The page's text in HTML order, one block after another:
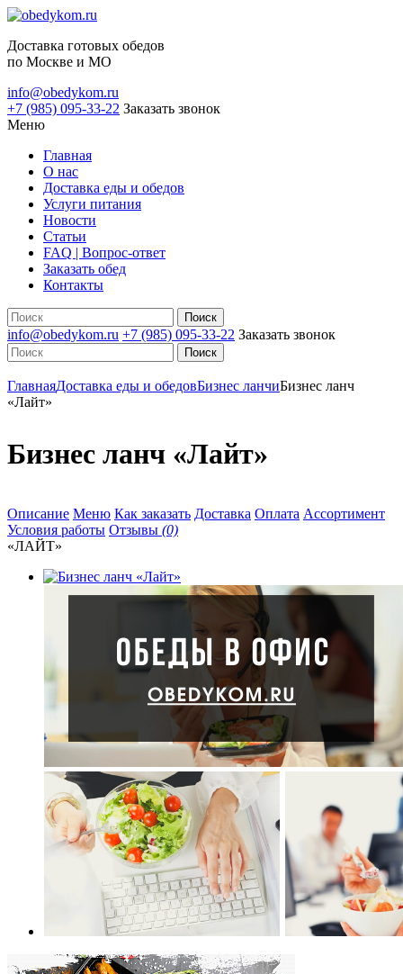
Доставка готовых обедов
по Москве и МО
info@obedykom.ru
+7 (985) 095-33-22 Заказать звонок
Меню
Главная
О нас
Доставка еды и обедов
Услуги питания
Новости
Статьи
FAQ | Вопрос-ответ
Заказать обед
Контакты
info@obedykom.ru +7 (985) 095-33-22 Заказать звонок
ГлавнаяДоставка еды и обедовБизнес ланчиБизнес ланч
«Лайт»
Бизнес ланч «Лайт»
Описание Меню Как заказать Доставка Оплата Ассортимент
Условия работы Отзывы (0)
«ЛАЙТ»